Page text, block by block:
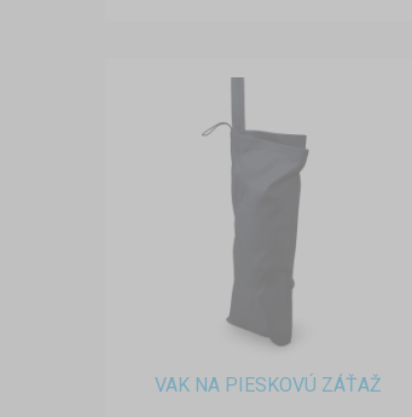
VAK NA PIESKOVÚ ZÁŤAŽ